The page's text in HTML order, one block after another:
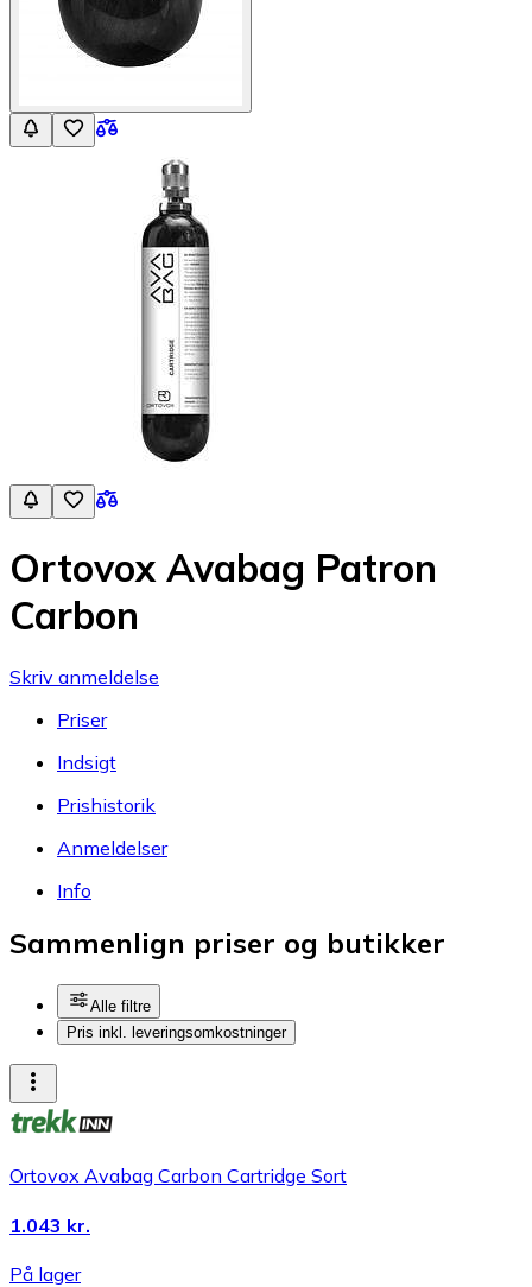
Ortovox Avabag Patron
Carbon
Skriv anmeldelse
Priser
Indsigt
Prishistorik
Anmeldelser
Info
Sammenlign priser og butikker
Alle filtre
Pris inkl. leveringsomkostninger
Ortovox Avabag Carbon Cartridge Sort
1.043 kr.
På lager